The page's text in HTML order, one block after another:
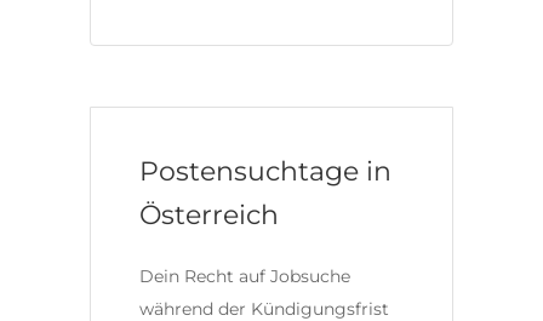
Postensuchtage in
Österreich
Dein Recht auf Jobsuche
während der Kündigungsfrist